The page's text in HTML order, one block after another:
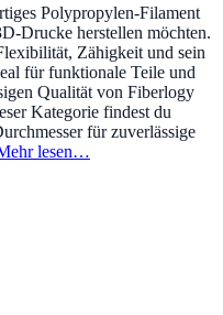
Polypropylen-Filament
Drucke herstellen möchten.
Zähigkeit und sein
für funktionale Teile und
Qualität von Fiberlogy
Kategorie findest du
für zuverlässige
lesen…